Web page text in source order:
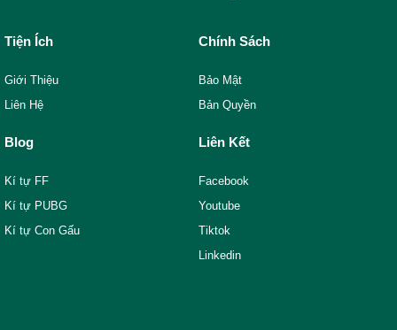
Tiện Ích
Giới Thiệu
Liên Hệ
Chính Sách
Bảo Mật
Bản Quyền
Blog
Kí tự FF
Kí tự PUBG
Kí tự Con Gấu
Liên Kết
Facebook
Youtube
Tiktok
Linkedin